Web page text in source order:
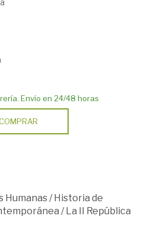
Envío en 24/48 horas
Humanas/ Historia de
/ La II República